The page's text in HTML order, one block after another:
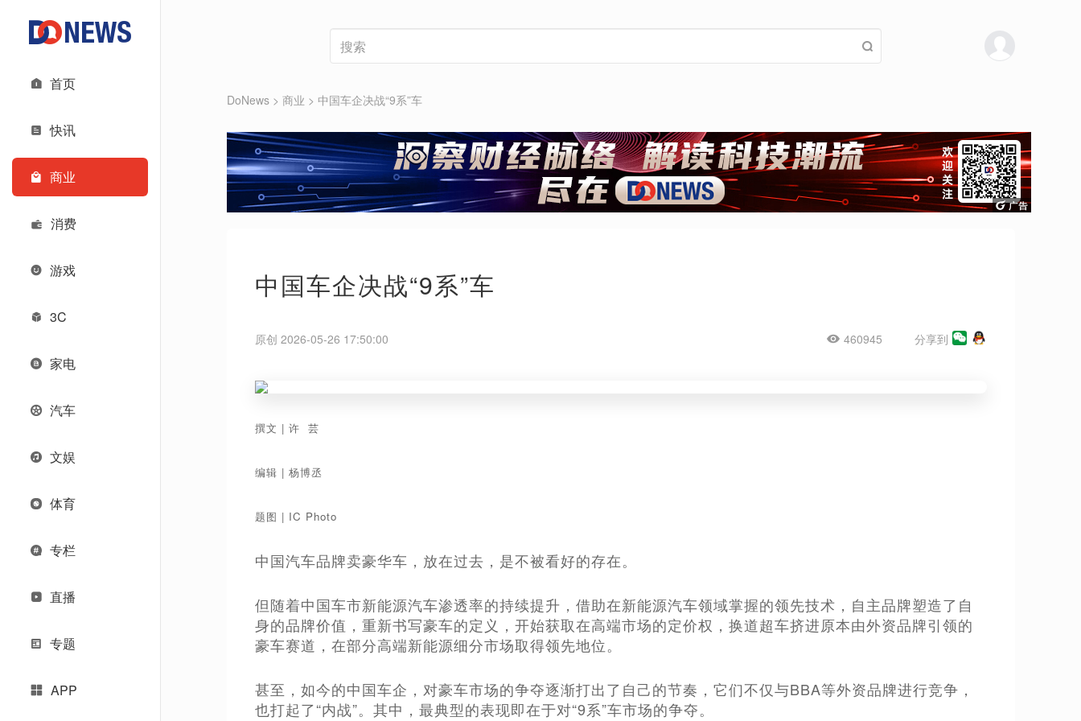
首页
快讯
商业
消费
游戏
3C
家电
汽车
文娱
体育
专栏
直播
专题
APP
DoNews > 商业 > 中国车企决战“9系”车
中国车企决战“9系”车
原创 2026-05-26 17:50:00 460945 分享到
撰文 | 许 芸
编辑 | 杨博丞
题图 | IC Photo
中国汽车品牌卖豪华车，放在过去，是不被看好的存在。
但随着中国车市新能源汽车渗透率的持续提升，借助在新能源汽车领域掌握的领先技术，自主品牌塑造了自
身的品牌价值，重新书写豪车的定义，开始获取在高端市场的定价权，换道超车挤进原本由外资品牌引领的
豪车赛道，在部分‌高端新能源细分市场‌取得领先地位。
甚至，如今的中国车企，对豪车市场的争夺逐渐打出了自己的节奏，它们不仅与BBA等外资品牌进行竞争，
也打起了“内战”。其中，最典型的表现即在于对“9系”车市场的争夺。